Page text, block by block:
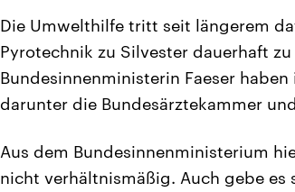
Die Umwelthilfe tritt seit längerem
Pyrotechnik zu Silvester dauerhaft
Bundesinnenministerin Faeser
darunter die Bundesärztekammer
Aus dem Bundesinnenministerium
nicht verhältnismäßig. Auch gebe